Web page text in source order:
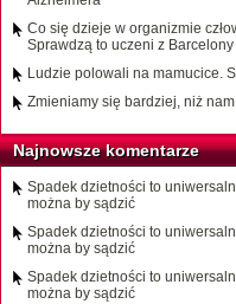
Co się dzieje w organizmie
Sprawdzą to uczeni z Barcelony
Ludzie polowali na mamucice.
Zmieniamy się bardziej, niż
Najnowsze komentarze
Spadek dzietności to
można by sądzić
Spadek dzietności to
można by sądzić
Spadek dzietności to
można by sądzić